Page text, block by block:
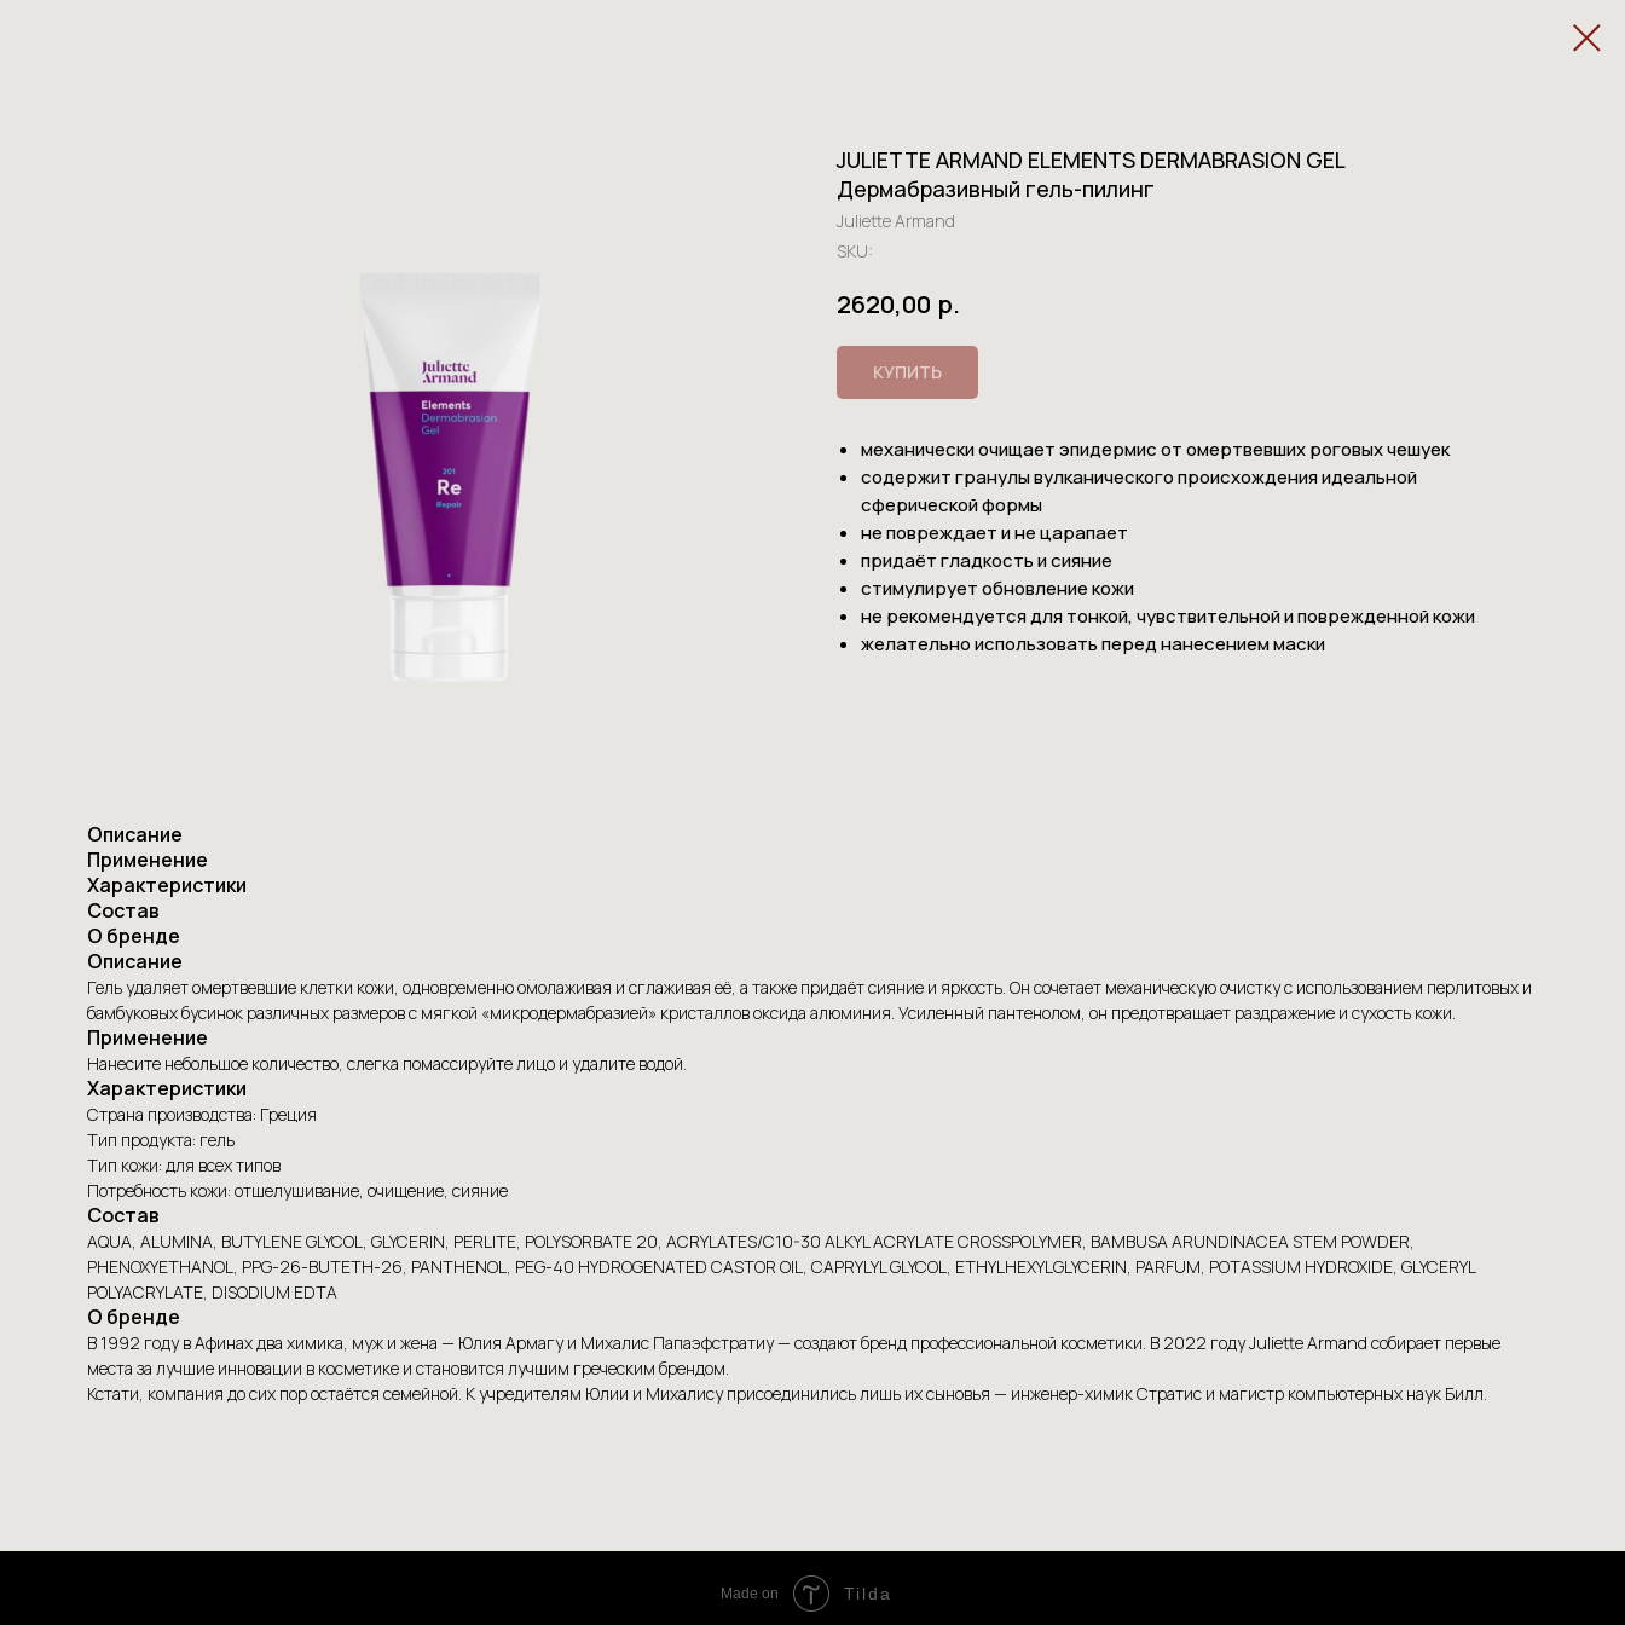
JULIETTE ARMAND ELEMENTS DERMABRASION GEL
Дермабразивный гель-пилинг
Juliette Armand
SKU:
2620,00 р.
КУПИТЬ
механически очищает эпидермис от омертвевших роговых чешуек
содержит гранулы вулканического происхождения идеальной
сферической формы
не повреждает и не царапает
придаёт гладкость и сияние
стимулирует обновление кожи
не рекомендуется для тонкой, чувствительной и поврежденной кожи
желательно использовать перед нанесением маски
Описание
Применение
Характеристики
Состав
О бренде
Описание
Гель удаляет омертвевшие клетки кожи, одновременно омолаживая и сглаживая её, а также придаёт сияние и яркость. Он сочетает механическую очистку с использованием перлитовых и
бамбуковых бусинок различных размеров с мягкой «микродермабразией» кристаллов оксида алюминия. Усиленный пантенолом, он предотвращает раздражение и сухость кожи.
Применение
Нанесите небольшое количество, слегка помассируйте лицо и удалите водой.
Характеристики
Страна производства: Греция
Тип продукта: гель
Тип кожи: для всех типов
Потребность кожи: отшелушивание, очищение, сияние
Состав
AQUA, ALUMINA, BUTYLENE GLYCOL, GLYCERIN, PERLITE, POLYSORBATE 20, ACRYLATES/C10-30 ALKYL ACRYLATE CROSSPOLYMER, BAMBUSA ARUNDINACEA STEM POWDER,
PHENOXYETHANOL, PPG-26-BUTETH-26, PANTHENOL, PEG-40 HYDROGENATED CASTOR OIL, CAPRYLYL GLYCOL, ETHYLHEXYLGLYCERIN, PARFUM, POTASSIUM HYDROXIDE, GLYCERYL
POLYACRYLATE, DISODIUM EDTA
О бренде
В 1992 году в Афинах два химика, муж и жена — Юлия Армагу и Михалис Папаэфстратиу — создают бренд профессиональной косметики. В 2022 году Juliette Armand собирает первые
места за лучшие инновации в косметике и становится лучшим греческим брендом.
Кстати, компания до сих пор остаётся семейной. К учредителям Юлии и Михалису присоединились лишь их сыновья — инженер-химик Стратис и магистр компьютерных наук Билл.
Made on Tilda